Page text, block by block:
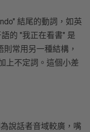
結尾的動詞，如英
的 "我正在看書" 是
常用另一種結構，
上不定詞。這個小差
說話者音域較廣，嘴